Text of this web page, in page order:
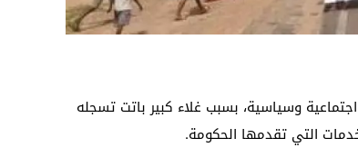
وسياسية، بسبب غلاء كبير باتت تسجله
التي تقدمها الحكومة.